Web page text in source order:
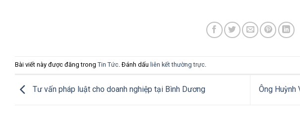
Bài viết này được đăng trong Tin Tức. Đánh dấu liên kết thường trực.
Tư vấn pháp luật cho doanh nghiệp tại Bình Dương Ông